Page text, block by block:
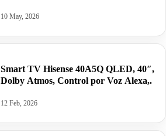
10 May, 2026
Smart TV Hisense 40A5Q QLED, 40″,
Dolby Atmos, Control por Voz Alexa,.
12 Feb, 2026